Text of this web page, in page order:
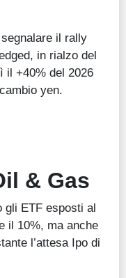
il rally
in rialzo del
il +40% del 2026
yen.
& Gas
gli ETF esposti al
il 10%, ma anche
l’attesa Ipo di